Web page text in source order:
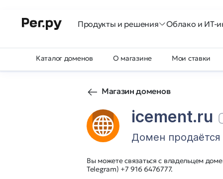
Продукты и решения Облако и ИТ-
Каталог доменов О магазине Мои ставки
Магазин доменов
icement.ru
Домен продаётся
Вы можете связаться с владельцем
Telegram) +7 916 6476777.